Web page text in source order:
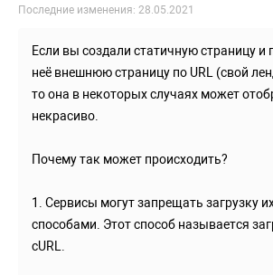
Последние изменения: 28.05.2021
Если вы создали статичную страницу и
неё внешнюю страницу по URL (свой
то она в некоторых случаях может
некрасиво.
Почему так может происходить?
1. Сервисы могут запрещать загрузку
способами. Этот способ называется
cURL.